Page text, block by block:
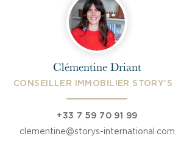
Clémentine Driant
CONSEILLER IMMOBILIER STORY'S
+33 7 59 70 91 99
clementine@storys-international.com